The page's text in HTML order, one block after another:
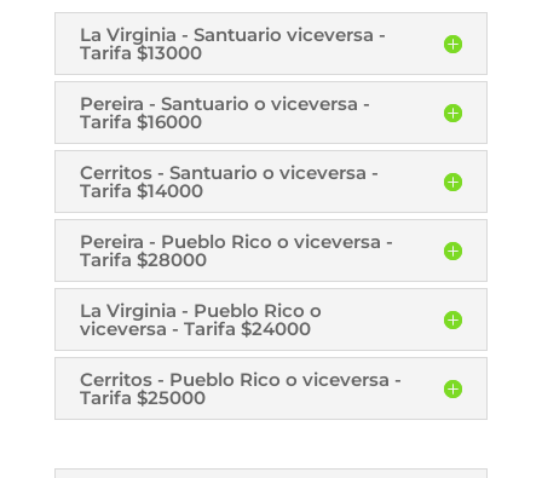
La Virginia - Santuario viceversa -
Tarifa $13000
Pereira - Santuario o viceversa -
Tarifa $16000
Cerritos - Santuario o viceversa -
Tarifa $14000
Pereira - Pueblo Rico o viceversa -
Tarifa $28000
La Virginia - Pueblo Rico o
viceversa - Tarifa $24000
Cerritos - Pueblo Rico o viceversa -
Tarifa $25000